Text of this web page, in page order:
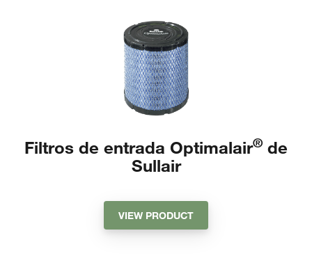
Filtros de entrada Optimalair® de
Sullair
VIEW PRODUCT